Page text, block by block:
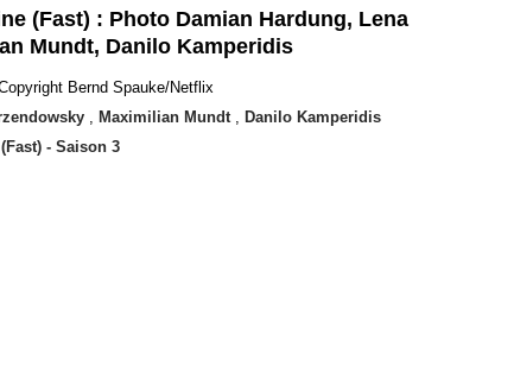
(Fast) : Photo Damian Hardung, Lena
Mundt, Danilo Kamperidis
Bernd Spauke/Netflix
, Maximilian Mundt , Danilo Kamperidis
- Saison 3